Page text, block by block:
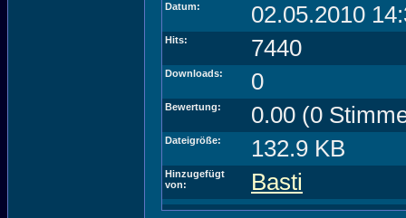
Datum: 02.05.2010
Hits: 7440
Downloads: 0
Bewertung: 0.00 (0
Dateigröße: 132.9 KB
Hinzugefügt
von:
Basti